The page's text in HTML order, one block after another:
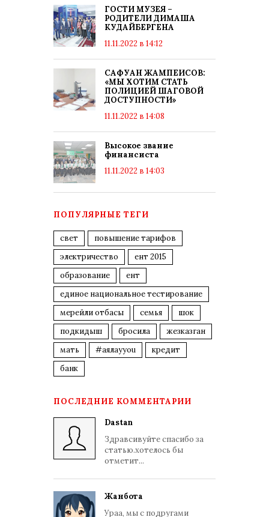
ГОСТИ МУЗЕЯ –
РОДИТЕЛИ ДИМАША
КУДАЙБЕРГЕНА
11.11.2022 в 14:12
САФУАН ЖАМПЕИСОВ:
«МЫ ХОТИМ СТАТЬ
ПОЛИЦИЕЙ ШАГОВОЙ
ДОСТУПНОСТИ»
11.11.2022 в 14:08
Высокое звание
финансиста
11.11.2022 в 14:03
ПОПУЛЯРНЫЕ ТЕГИ
свет
повышение тарифов
электричество
ент 2015
образование
ент
единое национальное тестирование
мерейли отбасы
семья
шок
подкидыш
бросила
жезказган
мать
#аялауyou
кредит
банк
ПОСЛЕДНИЕ КОММЕНТАРИИ
Dastan
Здравсивуйте спасибо за
статью.хотелось бы
отметит...
Жанбота
Ураа, мы с подругами